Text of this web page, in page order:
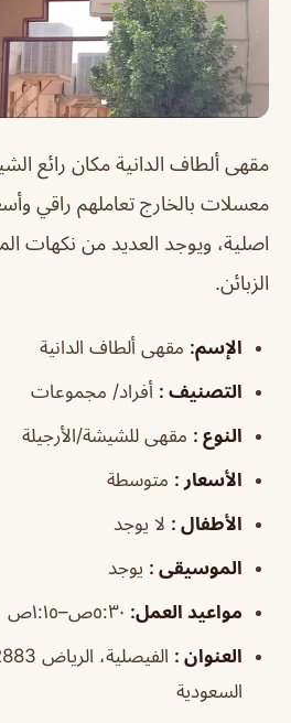
مقهى ألطاف الدانية مكان رائع
معسلات بالخارج تعاملهم راقي
اصلية، ويوجد العديد من نكهات
الزبائن.
الإسم: مقهى ألطاف الدانية
التصنيف : أفراد/ مجموعات
النوع : مقهى للشيشة/الأرجيلة
الأسعار : متوسطة
الأطفال : لا يوجد
الموسيقى : يوجد
مواعيد العمل:
العنوان :
السعودية